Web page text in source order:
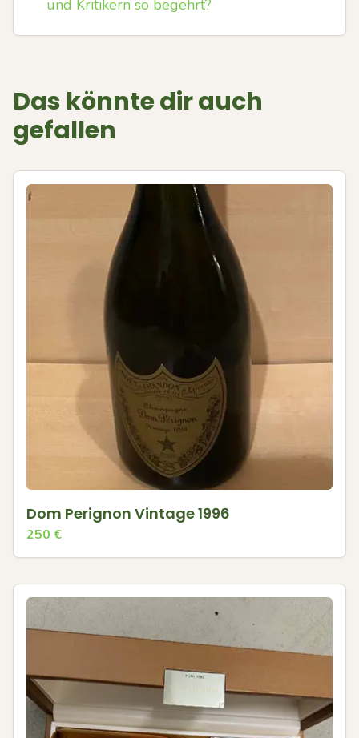
und Kritikern so begehrt?
Das könnte dir auch
gefallen
Dom Perignon Vintage 1996
250 €